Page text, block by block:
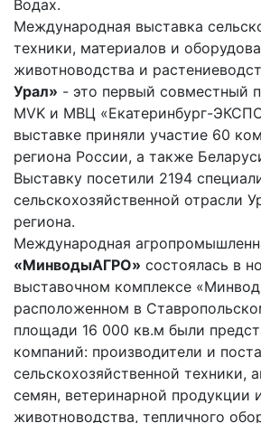
Водах.
Международная выставка
техники, материалов и
животноводства и
Урал» - это первый совместный
MVK и МВЦ «Екатеринбург-
выставке приняли участие 60
региона России, а также
Выставку посетили 2194
сельскохозяйственной отрасли
региона.
Международная
«МинводыАГРО» состоялась в
выставочном комплексе
расположенном в
площади 16 000 кв.м были
компаний: производители и
сельскохозяйственной техники,
семян, ветеринарной продукции
животноводства, тепличного